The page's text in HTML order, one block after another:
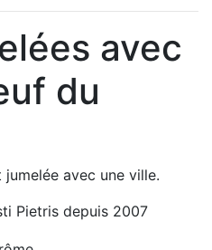
avec
du
avec une ville.
Pietris depuis 2007